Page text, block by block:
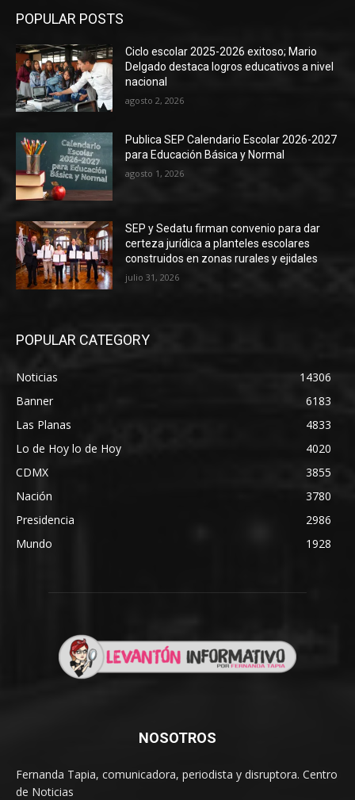
POPULAR POSTS
Ciclo escolar 2025-2026 exitoso; Mario
Delgado destaca logros educativos a nivel
nacional
agosto 2, 2026
Publica SEP Calendario Escolar 2026-2027
para Educación Básica y Normal
agosto 1, 2026
SEP y Sedatu firman convenio para dar
certeza jurídica a planteles escolares
construidos en zonas rurales y ejidales
julio 31, 2026
POPULAR CATEGORY
Noticias
14306
Banner
6183
Las Planas
4833
Lo de Hoy lo de Hoy
4020
CDMX
3855
Nación
3780
Presidencia
2986
Mundo
1928
NOSOTROS
Fernanda Tapia, comunicadora, periodista y disruptora. Centro
de Noticias